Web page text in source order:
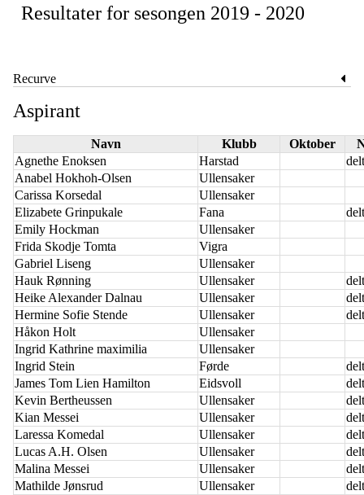
Resultater for sesongen 2019 - 2020
Recurve
Aspirant
Navn Klubb Oktober
Agnethe Enoksen
Harstad
Anabel Hokhoh-Olsen
Ullensaker
Carissa Korsedal
Ullensaker
Elizabete Grinpukale
Fana
Emily Hockman
Ullensaker
Frida Skodje Tomta
Vigra
Gabriel Liseng
Ullensaker
Hauk Rønning
Ullensaker
Heike Alexander Dalnau
Ullensaker
Hermine Sofie Stende
Ullensaker
Håkon Holt
Ullensaker
Ingrid Kathrine maximilia
Ullensaker
Ingrid Stein
Førde
James Tom Lien Hamilton
Eidsvoll
Kevin Bertheussen
Ullensaker
Kian Messei
Ullensaker
Laressa Komedal
Ullensaker
Lucas A.H. Olsen
Ullensaker
Malina Messei
Ullensaker
Mathilde Jønsrud
Ullensaker